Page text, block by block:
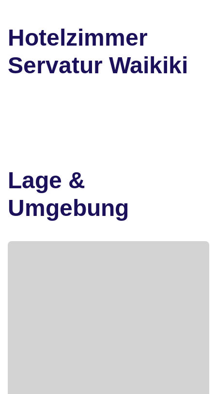
Hotelzimmer
Servatur Waikiki
Lage &
Umgebung